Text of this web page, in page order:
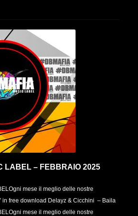
LABEL – FEBBRAIO 2025
mese il meglio delle nostre
in free download Delayz & Cicchini – Baila
mese il meglio delle nostre